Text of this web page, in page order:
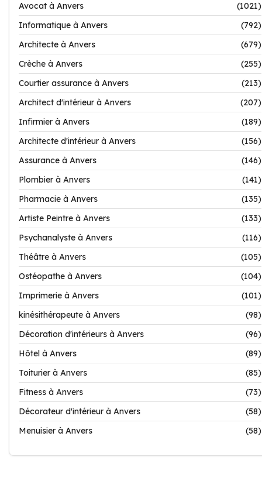
Avocat à Anvers
(1021)
Informatique à Anvers
(792)
Architecte à Anvers
(679)
Crèche à Anvers
(255)
Courtier assurance à Anvers
(213)
Architect d'intérieur à Anvers
(207)
Infirmier à Anvers
(189)
Architecte d'intérieur à Anvers
(156)
Assurance à Anvers
(146)
Plombier à Anvers
(141)
Pharmacie à Anvers
(135)
Artiste Peintre à Anvers
(133)
Psychanalyste à Anvers
(116)
Théâtre à Anvers
(105)
Ostéopathe à Anvers
(104)
Imprimerie à Anvers
(101)
kinésithérapeute à Anvers
(98)
Décoration d'intérieurs à Anvers
(96)
Hôtel à Anvers
(89)
Toiturier à Anvers
(85)
Fitness à Anvers
(73)
Décorateur d'intérieur à Anvers
(58)
Menuisier à Anvers
(58)